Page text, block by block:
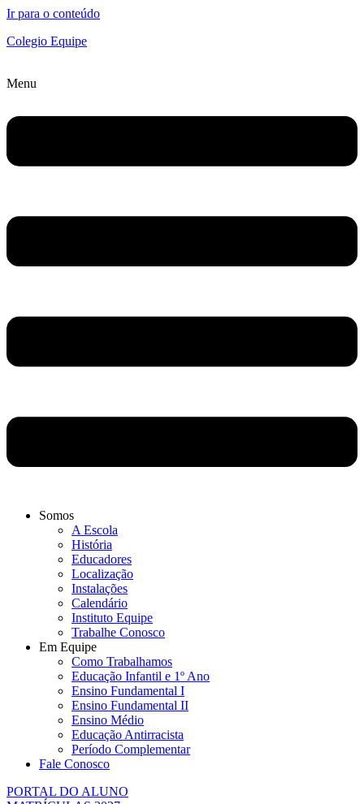
Ir para o conteúdo
Colegio Equipe
Menu
Somos
A Escola
História
Educadores
Localização
Instalações
Calendário
Instituto Equipe
Trabalhe Conosco
Em Equipe
Como Trabalhamos
Educação Infantil e 1º Ano
Ensino Fundamental I
Ensino Fundamental II
Ensino Médio
Educação Antirracista
Período Complementar
Fale Conosco
PORTAL DO ALUNO